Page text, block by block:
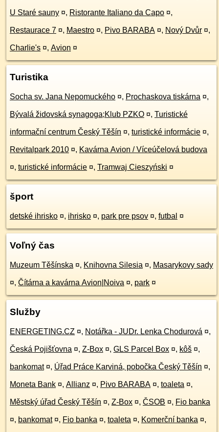
U Staré sauny ¤, Ristorante Italiano da Capo ¤,
Restaurace 7 ¤, Maestro ¤, Pivo BARABA ¤, Nový Dvůr ¤,
Charlie's ¤, Avion ¤
Turistika
Socha sv. Jana Nepomuckého ¤, Prochaskova tiskárna ¤,
Bývalá židovská synagoga;Klub PZKO ¤, Turistické
informační centrum Český Těšín ¤, turistické informácie ¤,
Revitalpark 2010 ¤, Kavárna Avion / Víceúčelová budova
¤, turistické informácie ¤, Tramwaj Cieszyński ¤
šport
detské ihrisko ¤, ihrisko ¤, park pre psov ¤, futbal ¤
Voľný čas
Muzeum Těšínska ¤, Knihovna Silesia ¤, Masarykovy sady
¤, Čítárna a kavárna Avion|Noiva ¤, park ¤
Služby
ENERGETING.CZ ¤, Notářka - JUDr. Lenka Chodurová ¤,
Česká Pojišťovna ¤, Z-Box ¤, GLS Parcel Box ¤, kôš ¤,
bankomat ¤, Úřad Práce Karviná, pobočka Český Těšín ¤,
Moneta Bank ¤, Allianz ¤, Pivo BARABA ¤, toaleta ¤,
Městský úřad Český Těšín ¤, Z-Box ¤, ČSOB ¤, Fio banka
¤, bankomat ¤, Fio banka ¤, toaleta ¤, Komerční banka ¤,